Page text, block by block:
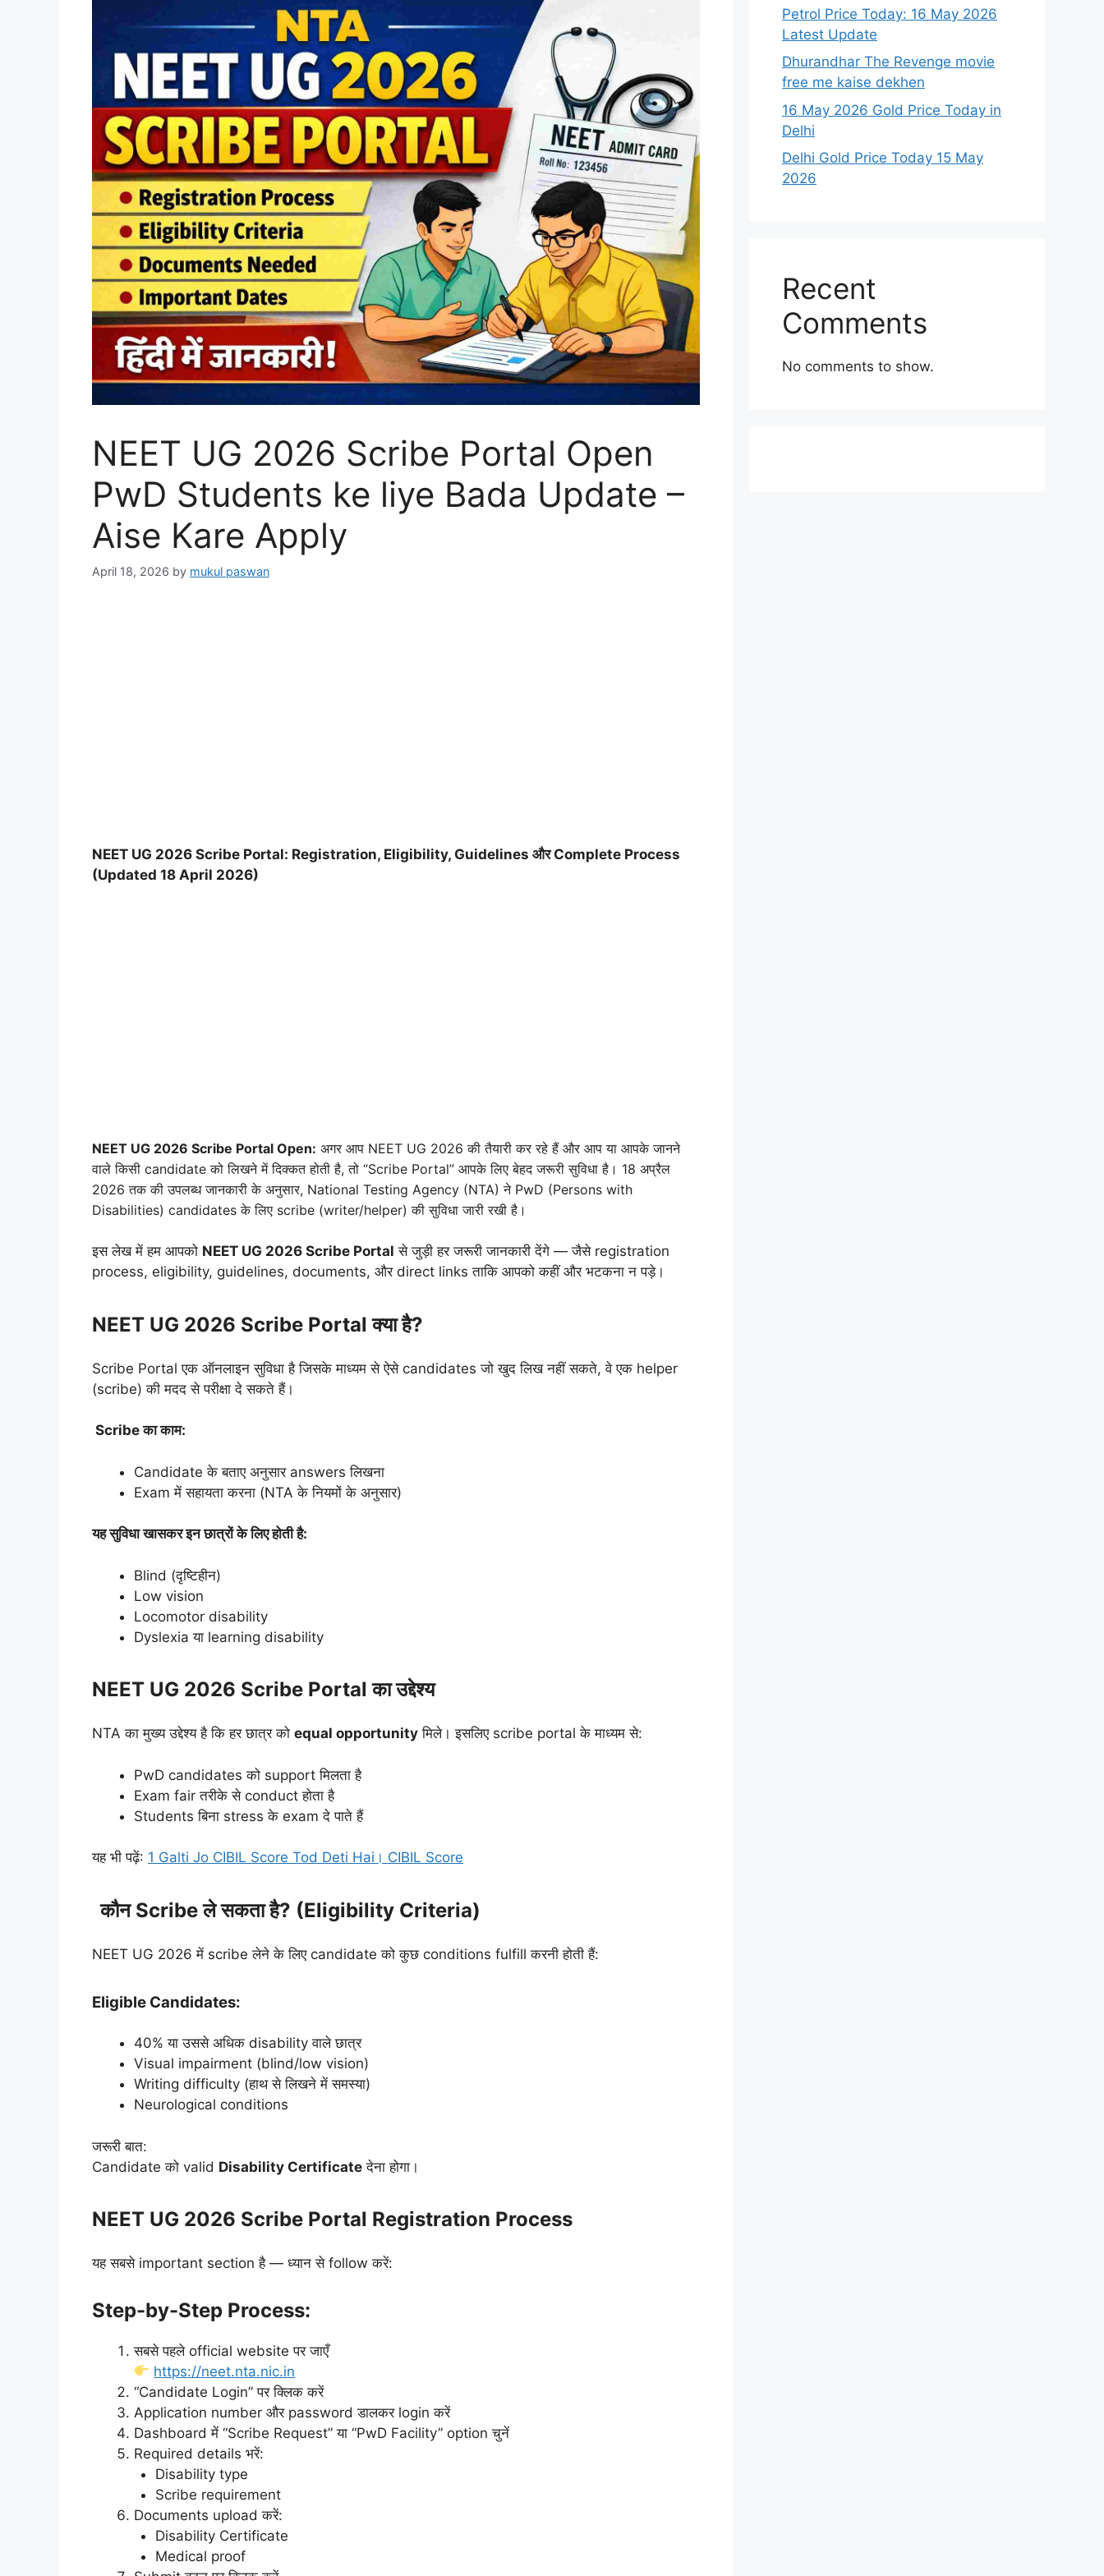
NEET UG 2026 Scribe Portal Open
PwD Students ke liye Bada Update –
Aise Kare Apply
April 18, 2026 by mukul paswan
NEET UG 2026 Scribe Portal: Registration, Eligibility, Guidelines और Complete Process
(Updated 18 April 2026)
NEET UG 2026 Scribe Portal Open: अगर आप NEET UG 2026 की तैयारी कर रहे हैं और आप या आपके जानने
वाले किसी candidate को लिखने में दिक्कत होती है, तो “Scribe Portal” आपके लिए बेहद जरूरी सुविधा है। 18 अप्रैल
2026 तक की उपलब्ध जानकारी के अनुसार, National Testing Agency (NTA) ने PwD (Persons with
Disabilities) candidates के लिए scribe (writer/helper) की सुविधा जारी रखी है।
इस लेख में हम आपको NEET UG 2026 Scribe Portal से जुड़ी हर जरूरी जानकारी देंगे — जैसे registration
process, eligibility, guidelines, documents, और direct links ताकि आपको कहीं और भटकना न पड़े।
NEET UG 2026 Scribe Portal क्या है?
Scribe Portal एक ऑनलाइन सुविधा है जिसके माध्यम से ऐसे candidates जो खुद लिख नहीं सकते, वे एक helper
(scribe) की मदद से परीक्षा दे सकते हैं।
Scribe का काम:
Candidate के बताए अनुसार answers लिखना
Exam में सहायता करना (NTA के नियमों के अनुसार)
यह सुविधा खासकर इन छात्रों के लिए होती है:
Blind (दृष्टिहीन)
Low vision
Locomotor disability
Dyslexia या learning disability
NEET UG 2026 Scribe Portal का उद्देश्य
NTA का मुख्य उद्देश्य है कि हर छात्र को equal opportunity मिले। इसलिए scribe portal के माध्यम से:
PwD candidates को support मिलता है
Exam fair तरीके से conduct होता है
Students बिना stress के exam दे पाते हैं
यह भी पढ़ें: 1 Galti Jo CIBIL Score Tod Deti Hai। CIBIL Score
कौन Scribe ले सकता है? (Eligibility Criteria)
NEET UG 2026 में scribe लेने के लिए candidate को कुछ conditions fulfill करनी होती हैं:
Eligible Candidates:
40% या उससे अधिक disability वाले छात्र
Visual impairment (blind/low vision)
Writing difficulty (हाथ से लिखने में समस्या)
Neurological conditions
जरूरी बात:
Candidate को valid Disability Certificate देना होगा।
NEET UG 2026 Scribe Portal Registration Process
यह सबसे important section है — ध्यान से follow करें:
Step-by-Step Process:
सबसे पहले official website पर जाएँ
https://neet.nta.nic.in
“Candidate Login” पर क्लिक करें
Application number और password डालकर login करें
Dashboard में “Scribe Request” या “PwD Facility” option चुनें
Required details भरें:
Disability type
Scribe requirement
Documents upload करें:
Disability Certificate
Medical proof
Petrol Price Today: 16 May 2026
Latest Update
Dhurandhar The Revenge movie
free me kaise dekhen
16 May 2026 Gold Price Today in
Delhi
Delhi Gold Price Today 15 May
2026
Recent
Comments
No comments to show.